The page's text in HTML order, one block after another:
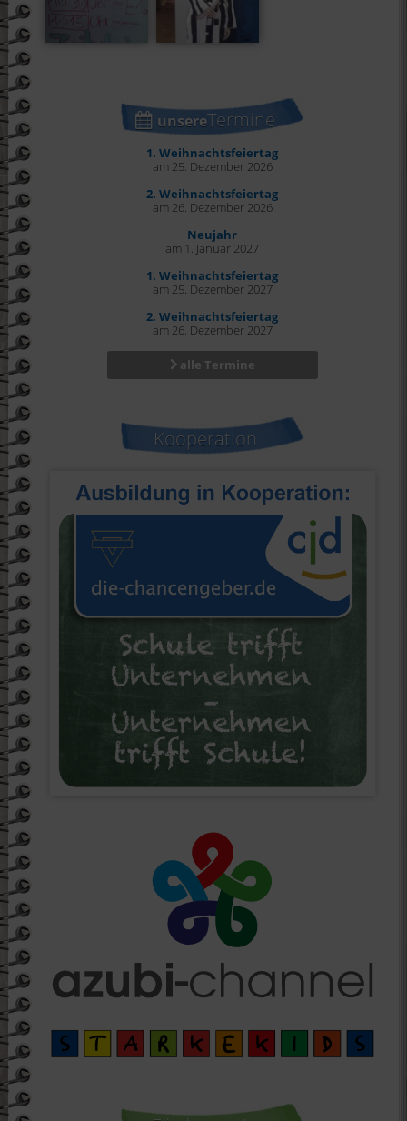
unsereTermine
1. Weihnachtsfeiertag
am 25. Dezember 2026
2. Weihnachtsfeiertag
am 26. Dezember 2026
Neujahr
am 1. Januar 2027
1. Weihnachtsfeiertag
am 25. Dezember 2027
2. Weihnachtsfeiertag
am 26. Dezember 2027
alle Termine
Kooperation